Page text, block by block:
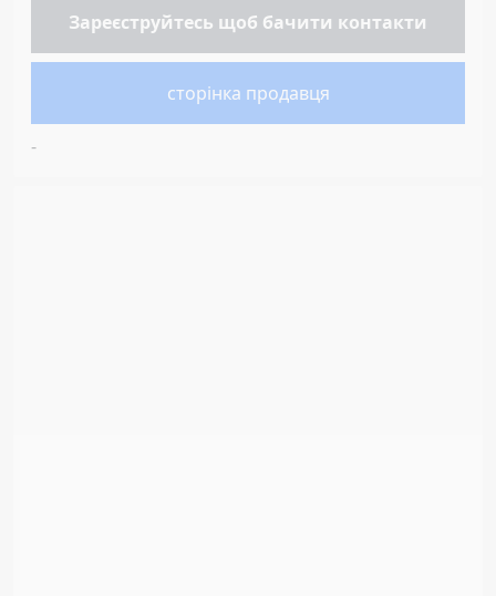
Зареєструйтесь щоб бачити контакти
сторінка продавця
-